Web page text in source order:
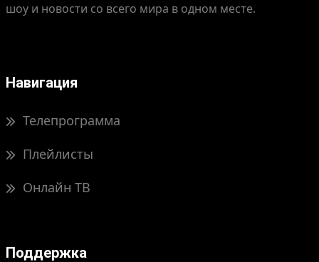
шоу и новости со всего мира в одном месте.
Навигация
Телепрограмма
Плейлисты
Онлайн ТВ
Поддержка